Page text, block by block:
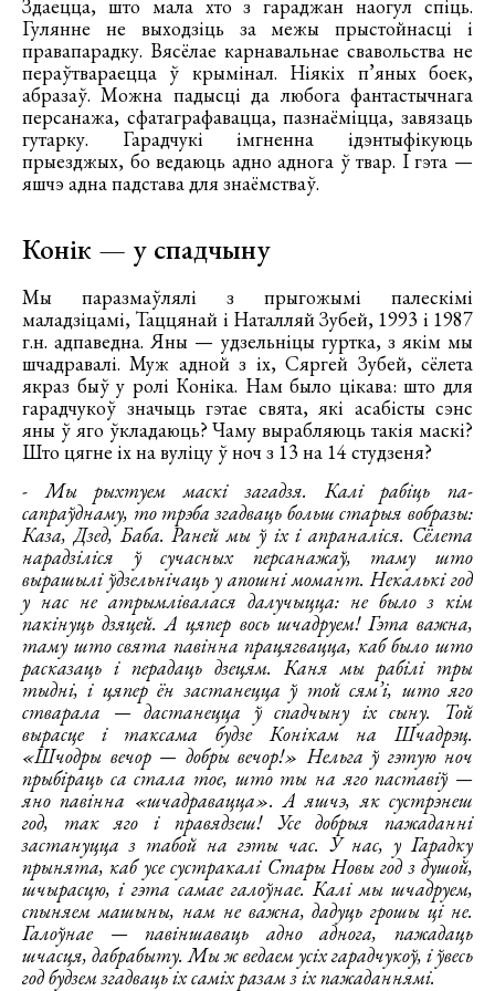
Здаецца, што мала хто з гараджан наогул спіць.
Гулянне не выходзіць за межы прыстойнасці і
правапарадку. Вясёлае карнавальнае свавольства не
пераўтвараецца ў крымінал. Ніякіх п’яных боек,
абразаў. Можна падысці да любога фантастычнага
персанажа, сфатаграфавацца, пазнаёміцца, завязаць
гутарку. Гарадчукі імгненна ідэнтыфікуюць
прыезджых, бо ведаюць адно аднога ў твар. І гэта —
яшчэ адна падстава для знаёмстваў.
Конік — у спадчыну
Мы паразмаўлялі з прыгожымі палескімі
маладзіцамі, Таццянай і Наталляй Зубей, 1993 і 1987
г.н. адпаведна. Яны — удзельніцы гуртка, з якім мы
шчадравалі. Муж адной з іх, Сяргей Зубей, сёлета
якраз быў у ролі Коніка. Нам было цікава: што для
гарадчукоў значыць гэтае свята, які асабісты сэнс
яны ў яго ўкладаюць? Чаму вырабляюць такія маскі?
Што цягне іх на вуліцу ў ноч з 13 на 14 студзеня?
- Мы рыхтуем маскі загадзя. Калі рабіць па-
сапраўднаму, то трэба згадваць больш старыя вобразы:
Каза, Дзед, Баба. Раней мы ў іх і апраналіся. Сёлета
нарадзіліся ў сучасных персанажаў, таму што
вырашылі ўдзельнічаць у апошні момант. Некалькі год
у нас не атрымлівалася далучыцца: не было з кім
пакінуць дзяцей. А цяпер вось шчадруем! Гэта важна,
таму што свята павінна працягвацца, каб было што
расказаць і перадаць дзецям. Каня мы рабілі тры
тыдні, і цяпер ён застанецца ў той сям’і, што яго
стварала — дастанецца ў спадчыну іх сыну. Той
вырасце і таксама будзе Конікам на Шчадрэц.
«Шчодры вечор — добры вечор!» Нельга ў гэтую ноч
прыбіраць са стала тое, што ты на яго паставіў —
яно павінна «шчадравацца». А яшчэ, як сустрэнеш
год, так яго і правядзеш! Усе добрыя пажаданні
застануцца з табой на гэты час. У нас, у Гарадку
прынята, каб усе сустракалі Стары Новы год з душой,
шчырасцю, і гэта самае галоўнае. Калі мы шчадруем,
спыняем машыны, нам не важна, дадуць грошы ці не.
Галоўнае — павіншаваць адно аднога, пажадаць
шчасця, дабрабыту. Мы ж ведаем усіх гарадчукоў, і ўвесь
год будзем згадваць іх саміх разам з іх пажаданнямі.